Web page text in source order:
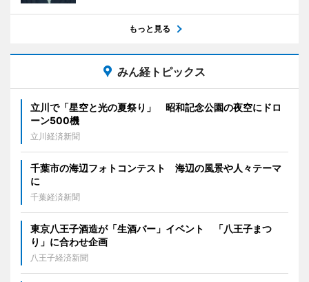
もっと見る
みん経トピックス
立川で「星空と光の夏祭り」 昭和記念公園の夜空にドロ
ーン500機
立川経済新聞
千葉市の海辺フォトコンテスト 海辺の風景や人々テーマ
に
千葉経済新聞
東京八王子酒造が「生酒バー」イベント 「八王子まつ
り」に合わせ企画
八王子経済新聞